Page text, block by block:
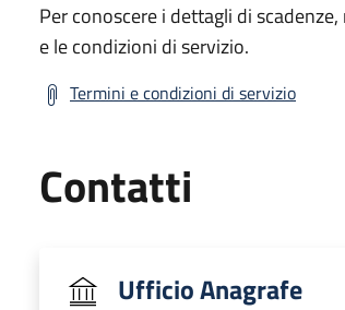
Per conoscere i dettagli di
e le condizioni di servizio.
Termini e condizioni di servizio
Contatti
Ufficio Anagrafe